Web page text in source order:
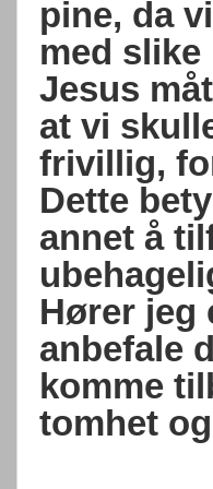
pine, da
med
Jesus
at vi
frivillig,
Dette
annet å
Hører jeg
anbefale
komme
tomhet